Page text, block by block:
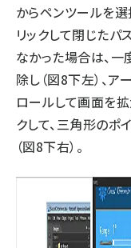
からペンツールを選
リックして閉じたパ
なかった場合は、
除し（図8下左）、
ロールして画面を
クして、三角形のポ
（図8下右）。